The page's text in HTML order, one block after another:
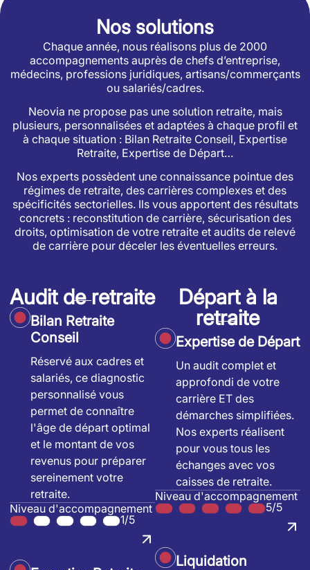
Nos solutions
Chaque année, nous réalisons plus de 2000
accompagnements auprès de chefs d’entreprise,
médecins, professions juridiques, artisans/commerçants
ou salariés/cadres.
Neovia ne propose pas une solution retraite, mais
plusieurs, personnalisées et adaptées à chaque profil et
à chaque situation : Bilan Retraite Conseil, Expertise
Retraite, Expertise de Départ…
Nos experts possèdent une connaissance pointue des
régimes de retraite, des carrières complexes et des
spécificités sectorielles. Ils vous apportent des résultats
concrets : reconstitution de carrière, sécurisation des
droits, optimisation de votre retraite et audits de relevé
de carrière pour déceler les éventuelles erreurs.
Audit de retraite
Bilan Retraite
Conseil
Réservé aux cadres et
salariés, ce diagnostic
personnalisé vous
permet de connaître
l'âge de départ optimal
et le montant de vos
revenus pour préparer
sereinement votre
retraite.
Niveau d'accompagnement
1/5
Départ à la
retraite
Expertise de Départ
Un audit complet et
approfondi de votre
carrière ET des
démarches simplifiées.
Nos experts réalisent
pour vous tous les
échanges avec vos
caisses de retraite.
Niveau d'accompagnement
5/5
Liquidation